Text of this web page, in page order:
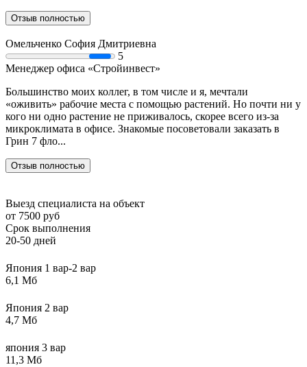
Отзыв полностью
Омельченко София Дмитриевна
5
Менеджер офиса «Стройинвест»
Большинство моих коллег, в том числе и я, мечтали
«оживить» рабочие места с помощью растений. Но почти ни у
кого ни одно растение не приживалось, скорее всего из-за
микроклимата в офисе. Знакомые посоветовали заказать в
Грин 7 фло...
Отзыв полностью
Выезд специалиста на объект
от 7500 руб
Срок выполнения
20-50 дней
Япония 1 вар-2 вар
6,1 Мб
Япония 2 вар
4,7 Мб
япония 3 вар
11,3 Мб